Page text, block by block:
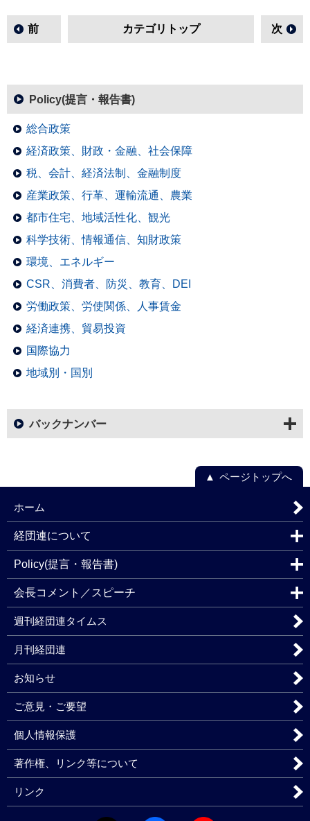
前 カテゴリトップ 次
Policy(提言・報告書)
総合政策
経済政策、財政・金融、社会保障
税、会計、経済法制、金融制度
産業政策、行革、運輸流通、農業
都市住宅、地域活性化、観光
科学技術、情報通信、知財政策
環境、エネルギー
CSR、消費者、防災、教育、DEI
労働政策、労使関係、人事賃金
経済連携、貿易投資
国際協力
地域別・国別
バックナンバー
ページトップへ
ホーム
経団連について
Policy(提言・報告書)
会長コメント／スピーチ
週刊経団連タイムス
月刊経団連
お知らせ
ご意見・ご要望
個人情報保護
著作権、リンク等について
リンク